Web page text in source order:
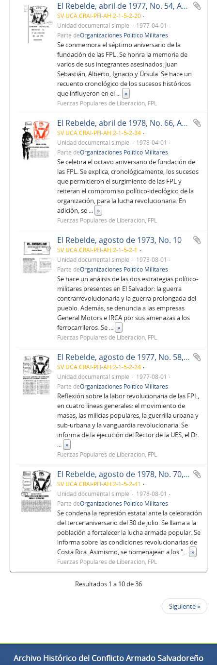
El Rebelde, abril de 1977, No. 54, Año 5
SV UCA.CRAI-PFI-AH 2-1-5-2-20
Unidad documental simple
1977-04-01
Parte deOrganizaciones Político Militares
Se conmemora el séptimo aniversario de la
fundación de las FPL. Se honra la memoria de
varios de sus integrantes asesinados: Juan
Sebastián, Alberto, Ignacio y Úrsula. Se hace un
recuento cronológico de los sucesos históricos
que influyeron en el ... »
Fuerzas Populares de Liberación, FPL
El Rebelde, abril de 1978, No. 66, Año 6
SV UCA.CRAI-PFI-AH 2-1-5-2-34
Unidad documental simple
1978-04-01
Parte deOrganizaciones Político Militares
Se celebra el octavo aniversario de fundación de
las FPL. Se explica, cronológicamente, los sucesos
que permitieron el surgimiento de las FPL y
reiteran el compromiso político-ideológico de la
organización, para la lucha revolucionaria. En
adición, se ... »
Fuerzas Populares de Liberación, FPL
El Rebelde, agosto de 1973, No. 10
SV UCA.CRAI-PFI-AH 2-1-5-2-1
Unidad documental simple
1973-08-01
Parte deOrganizaciones Político Militares
Se hace un análisis de las dos estrategias político-
militares presentes en El Salvador: la guerra
contrarrevolucionaria y la guerra prolongada del
pueblo. Además, se denuncia a las empresas
General Motors e IRCA por sus amenazas a los
ferrocarrileros. Se ... »
Fuerzas Populares de Liberación, FPL
El Rebelde, agosto de 1977, No. 58, Año 5
SV UCA.CRAI-PFI-AH 2-1-5-2-24
Unidad documental simple
1977-08-01
Parte deOrganizaciones Político Militares
Reflexión sobre la labor revolucionaria de las FPL,
en cuatro líneas generales: el movimiento de
masas, las milicias populares, la guerrilla urbana y
sub-urbana y la vanguardia revolucionaria. Se
informa de la ejecución del Rector de la UES, el Dr.
... »
Fuerzas Populares de Liberación, FPL
El Rebelde, agosto de 1978, No. 70, Año 6
SV UCA.CRAI-PFI-AH 2-1-5-2-41
Unidad documental simple
1978-08-01
Parte deOrganizaciones Político Militares
Se condena la represión estatal ante la celebración
del tercer aniversario del 30 de julio. Se llama a la
población a fortalecer la lucha armada popular. Se
informa sobre las condiciones revolucionarias de
Costa Rica. Asimismo, se homenajean a los "... »
Fuerzas Populares de Liberación, FPL
Resultados 1 a 10 de 36
Siguiente »
Archivo Histórico del Conflicto Armado Salvadoreño